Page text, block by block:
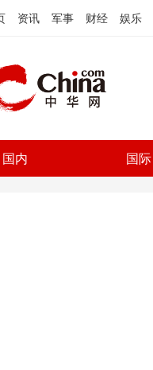
资讯 军事 财经 娱乐
国内 国际